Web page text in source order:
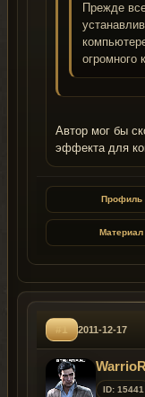
Прежде
огромного
Автор мог бы
эффекта для
Профиль
Материал
#1 2011-12-17
ID: 15441